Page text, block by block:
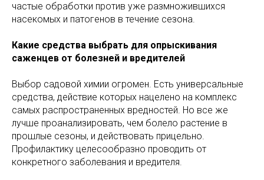
частые обработки против уже размножившихся
насекомых и патогенов в течение сезона.
Какие средства выбрать для опрыскивания
саженцев от болезней и вредителей
Выбор садовой химии огромен. Есть универсальные
средства, действие которых нацелено на комплекс
самых распространенных вредностей. Но все же
лучше проанализировать, чем болело растение в
прошлые сезоны, и действовать прицельно.
Профилактику целесообразно проводить от
конкретного заболевания и вредителя.